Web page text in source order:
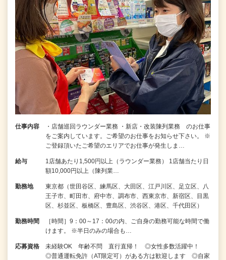
仕事内容
・店舗巡回ラウンダー業務 ・新店・改装陳列業務 のお仕事
をご案内しています。ご希望のお仕事をお知らせ下さい。 ※
ご登録頂いたご希望のエリアでお仕事が発生しま…
給与
1店舗あたり1,500円以上（ラウンダー業務） 1店舗当たり日
額10,000円以上（陳列業…
勤務地
東京都（世田谷区、練馬区、大田区、江戸川区、足立区、八
王子市、町田市、府中市、調布市、西東京市、新宿区、目黒
区、杉並区、板橋区、豊島区、渋谷区、港区、千代田区）
勤務時間
［時間］9：00～17：00の内、ご自身の勤務可能な時間で働
けます。 ※半日のみの場合も…
応募資格
未経験OK 年齢不問 直行直帰！ ◎女性多数活躍中！
◎普通運転免許（AT限定可）がある方は歓迎します ◎自家